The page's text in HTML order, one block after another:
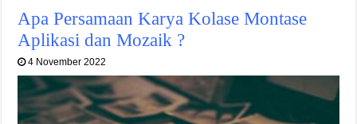
Apa Persamaan Karya Kolase Montase
Aplikasi dan Mozaik ?
4 November 2022